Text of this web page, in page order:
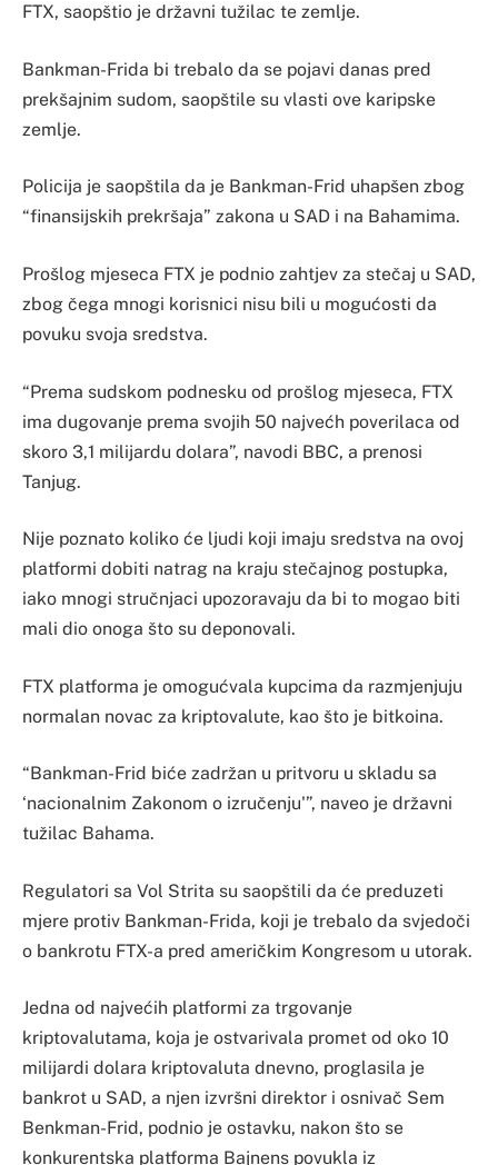
FTX, saopštio je državni tužilac te zemlje.
Bankman-Frida bi trebalo da se pojavi danas pred
prekšajnim sudom, saopštile su vlasti ove karipske
zemlje.
Policija je saopštila da je Bankman-Frid uhapšen zbog
“finansijskih prekršaja” zakona u SAD i na Bahamima.
Prošlog mjeseca FTX je podnio zahtjev za stečaj u SAD,
zbog čega mnogi korisnici nisu bili u mogućosti da
povuku svoja sredstva.
“Prema sudskom podnesku od prošlog mjeseca, FTX
ima dugovanje prema svojih 50 najvećh poverilaca od
skoro 3,1 milijardu dolara”, navodi BBC, a prenosi
Tanjug.
Nije poznato koliko će ljudi koji imaju sredstva na ovoj
platformi dobiti natrag na kraju stečajnog postupka,
iako mnogi stručnjaci upozoravaju da bi to mogao biti
mali dio onoga što su deponovali.
FTX platforma je omogućvala kupcima da razmjenjuju
normalan novac za kriptovalute, kao što je bitkoina.
“Bankman-Frid biće zadržan u pritvoru u skladu sa
‘nacionalnim Zakonom o izručenju'”, naveo je državni
tužilac Bahama.
Regulatori sa Vol Strita su saopštili da će preduzeti
mjere protiv Bankman-Frida, koji je trebalo da svjedoči
o bankrotu FTX-a pred američkim Kongresom u utorak.
Jedna od najvećih platformi za trgovanje
kriptovalutama, koja je ostvarivala promet od oko 10
milijardi dolara kriptovaluta dnevno, proglasila je
bankrot u SAD, a njen izvršni direktor i osnivač Sem
Benkman-Frid, podnio je ostavku, nakon što se
konkurentska platforma Bajnens povukla iz